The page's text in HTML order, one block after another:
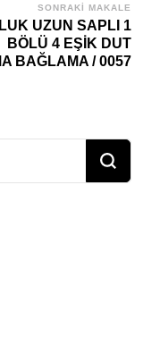
SONRAKI MAKALE
UZUN SAPLI 1
BÖLÜ 4 EŞİK DUT
BAĞLAMA / 0057